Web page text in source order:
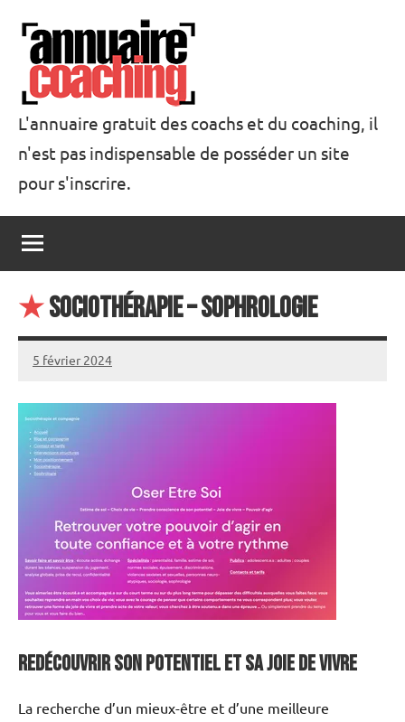
contenu
Annuaire
Coaching
L'annuaire gratuit des coachs et du coaching, il
n'est pas indispensable de posséder un site
pour s'inscrire.
★Sociothérapie – Sophrologie
5 février 2024
annuairecoaching
Redécouvrir son potentiel et sa joie de vivre
La recherche d’un mieux-être et d’une meilleure